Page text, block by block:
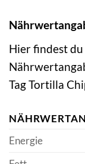
Hier findest
Tag Tortilla
Energie